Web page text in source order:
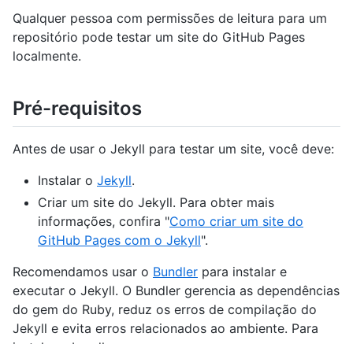
Qualquer pessoa com permissões de leitura para um
repositório pode testar um site do GitHub Pages
localmente.
Pré-requisitos
Antes de usar o Jekyll para testar um site, você deve:
Instalar o Jekyll.
Criar um site do Jekyll. Para obter mais
informações, confira "Como criar um site do
GitHub Pages com o Jekyll".
Recomendamos usar o Bundler para instalar e
executar o Jekyll. O Bundler gerencia as dependências
do gem do Ruby, reduz os erros de compilação do
Jekyll e evita erros relacionados ao ambiente. Para